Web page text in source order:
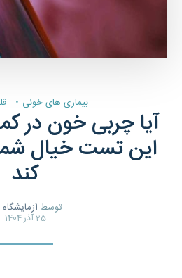
بیماری های خونی
آیا چربی خون در
این تست خیال
کند
توسطآزمایشگاه
25 آذر 1404